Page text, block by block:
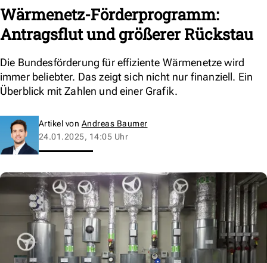
Wärmenetz-Förderprogramm:
Antragsflut und größerer Rückstau
Die Bundesförderung für effiziente Wärmenetze wird
immer beliebter. Das zeigt sich nicht nur finanziell. Ein
Überblick mit Zahlen und einer Grafik.
Artikel von Andreas Baumer
24.01.2025, 14:05 Uhr